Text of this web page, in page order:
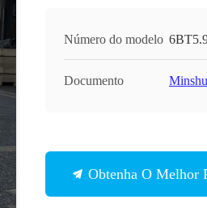
Número do modelo
Documento
Obtenha O Melhor